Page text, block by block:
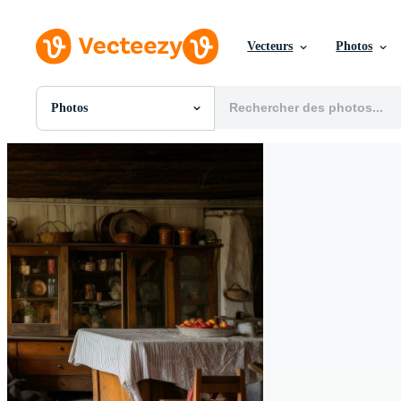
Vecteurs Photos
Photos
Toutes Images
SVGs
Modèles
Vecteurs
Vidéos
Motion graphics
Images Éditoriales
Événements Éditoriaux